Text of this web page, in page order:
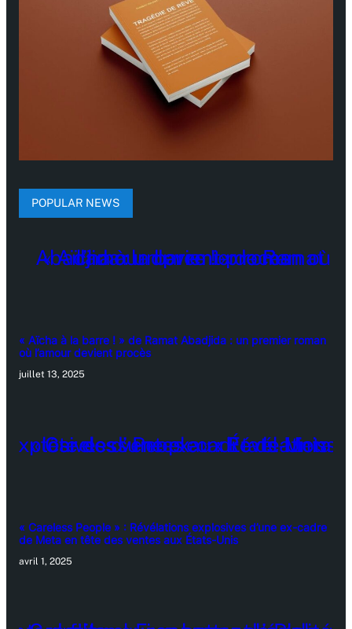
POPULAR NEWS
« Aïcha à la barre ! » de Ramat Abadjida : un premier roman
où l’amour devient procès
juillet 13, 2025
« Careless People » : Révélations explosives d’une ex-cadre
de Meta en tête des ventes aux États-Unis
avril 1, 2025